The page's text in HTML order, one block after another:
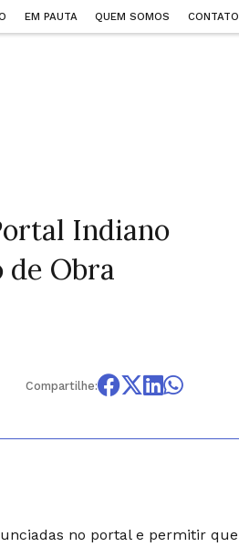
EM PAUTA QUEM SOMOS CONTATO
Indiano
de Obra
Compartilhe:
no portal e permitir que